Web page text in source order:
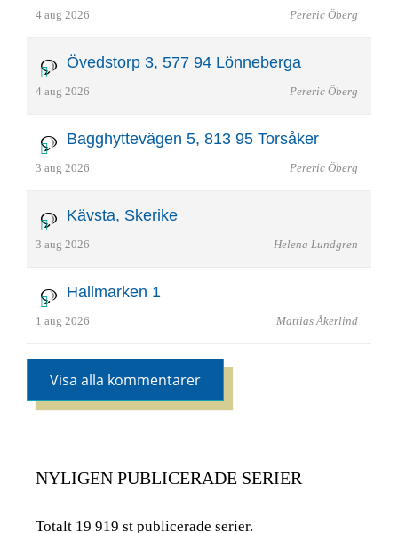
4 aug 2026 Pereric Öberg
Övedstorp 3, 577 94 Lönneberga
4 aug 2026 Pereric Öberg
Bagghyttevägen 5, 813 95 Torsåker
3 aug 2026 Pereric Öberg
Kävsta, Skerike
3 aug 2026 Helena Lundgren
Hallmarken 1
1 aug 2026 Mattias Åkerlind
Visa alla kommentarer
NYLIGEN PUBLICERADE SERIER
Totalt 19 919 st publicerade serier.